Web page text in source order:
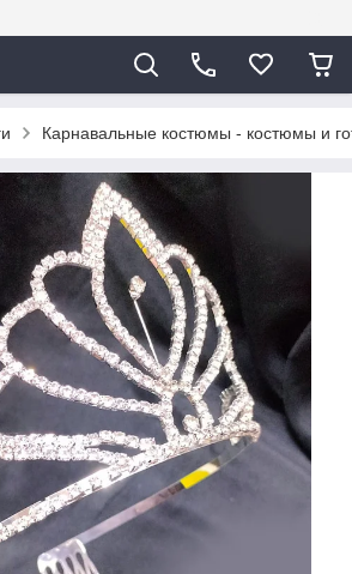
Карнавальные костюмы - костюмы и